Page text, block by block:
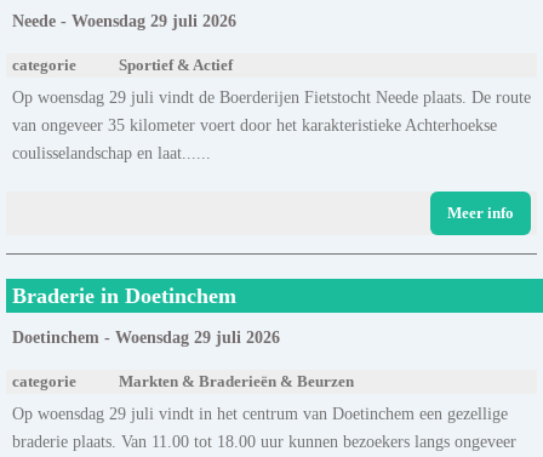
Neede - Woensdag 29 juli 2026
categorie Sportief & Actief
Op woensdag 29 juli vindt de Boerderijen Fietstocht Neede plaats. De route
van ongeveer 35 kilometer voert door het karakteristieke Achterhoekse
coulisselandschap en laat......
Meer info
Braderie in Doetinchem
Doetinchem - Woensdag 29 juli 2026
categorie Markten & Braderieën & Beurzen
Op woensdag 29 juli vindt in het centrum van Doetinchem een gezellige
braderie plaats. Van 11.00 tot 18.00 uur kunnen bezoekers langs ongeveer